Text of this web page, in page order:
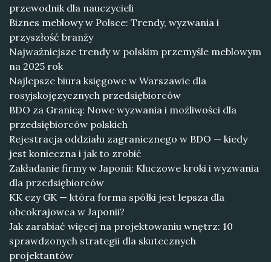
przewodnik dla nauczycieli
Biznes meblowy w Polsce: Trendy, wyzwania i
przyszłość branży
Najważniejsze trendy w polskim przemyśle meblowym
na 2025 rok
Najlepsze biura księgowe w Warszawie dla
rosyjskojęzycznych przedsiębiorców
BDO za Granicą: Nowe wyzwania i możliwości dla
przedsiębiorców polskich
Rejestracja oddziału zagranicznego w BDO — kiedy
jest konieczna i jak to zrobić
Zakładanie firmy w Japonii: Kluczowe kroki i wyzwania
dla przedsiębiorców
KK czy GK — która forma spółki jest lepsza dla
obcokrajowca w Japonii?
Jak zarabiać więcej na projektowaniu wnętrz: 10
sprawdzonych strategii dla skutecznych
projektantów